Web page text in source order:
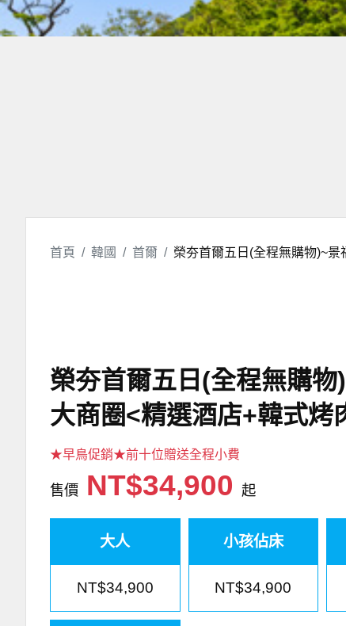
首頁 韓國 首爾 榮夯首爾五日(全程無購物)~
榮夯首爾五日(全程無購
大商圈<精選酒店+韓式烤
★早鳥促銷★前十位贈送全程小費
售價 NT$34,900 起
大人
NT$34,900
小孩佔床
NT$34,900